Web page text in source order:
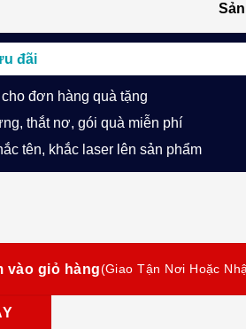
đãi
đơn hàng quà tặng
thắt nơ, gói quà miễn phí
tên, khắc laser lên sản phẩm
Shikiori Sansui Kamoshika Màu
vào giỏ hàng